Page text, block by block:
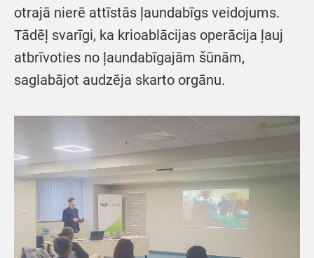
otrajā nierē attīstās ļaundabīgs veidojums.
Tādēļ svarīgi, ka krioablācijas operācija ļauj
atbrīvoties no ļaundabīgajām šūnām,
saglabājot audzēja skarto orgānu.